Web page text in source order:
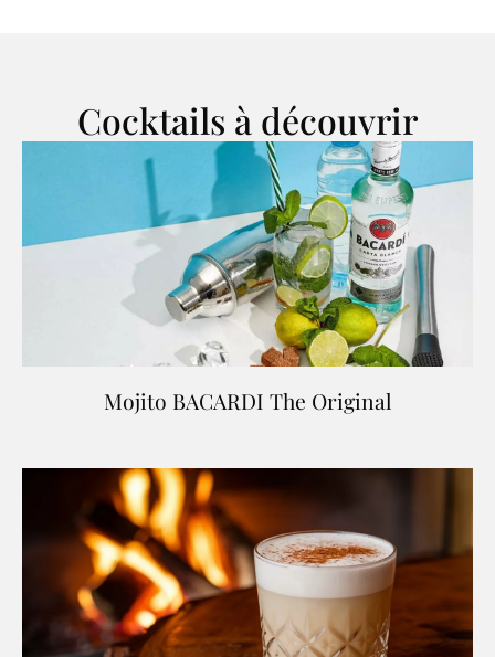
Cocktails à découvrir
Mojito BACARDI The Original